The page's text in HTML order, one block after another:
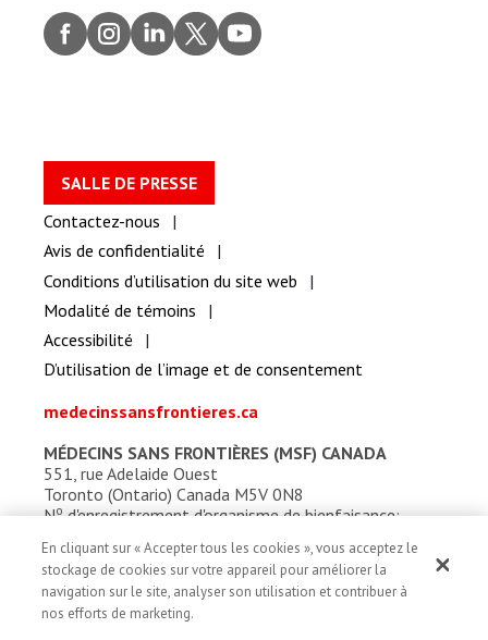
Faceb
ook
Insta
gram
Linke
dIn
Twitt
er
youtu
be
SALLE DE PRESSE
Contactez-nous
Avis de confidentialité
Conditions d’utilisation du site web
Modalité de témoins
Accessibilité
D’utilisation de l’image et de consentement
medecinssansfrontieres.ca
MÉDECINS SANS FRONTIÈRES (MSF) CANADA
551, rue Adelaide Ouest
Toronto (Ontario) Canada M5V 0N8
Nod'enregistrement d'organisme de bienfaisance:
En cliquant sur « Accepter tous les cookies », vous acceptez le
stockage de cookies sur votre appareil pour améliorer la
navigation sur le site, analyser son utilisation et contribuer à
nos efforts de marketing.